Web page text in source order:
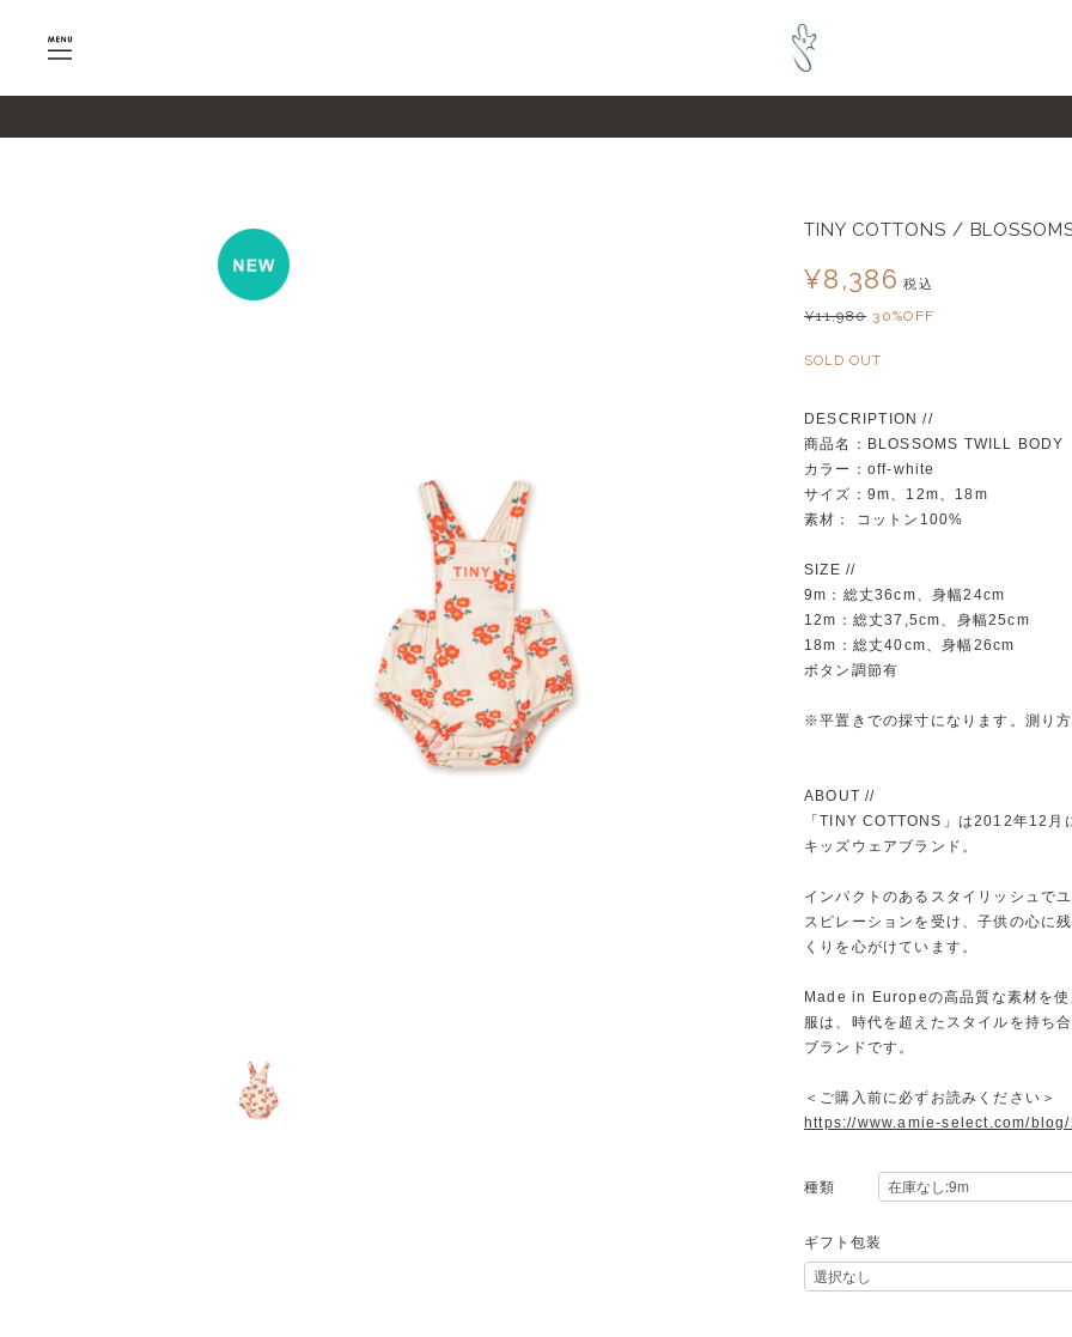
TINY COTTONS /
¥8,386 税込
¥11,980 30%OFF
SOLD OUT
DESCRIPTION //
商品名：BLOSSOMS TWILL BODY
カラー：off-white
サイズ：9m、12m、18m
素材： コットン100%
SIZE //
9m：総丈36cm、身幅24cm
12m：総丈37,5cm、身幅25cm
18m：総丈40cm、身幅26cm
ボタン調節有
※平置きでの採寸になります。測り
ABOUT //
「TINY COTTONS」は2012年12月
キッズウェアブランド。
インパクトのあるスタイリッシュで
スピレーションを受け、子供の心に
くりを心がけています。
Made in Europeの高品質な素材を
服は、時代を超えたスタイルを持ち
ブランドです。
＜ご購入前に必ずお読みください＞
https://www.amie-select.com/
種類
ギフト包装